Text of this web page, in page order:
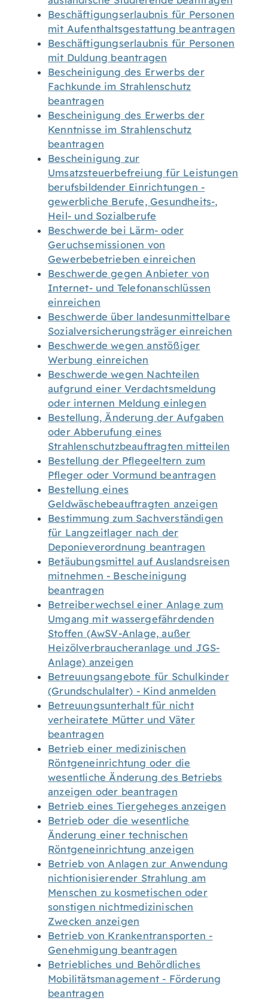
Beschäftigungserlaubnis für Personen
mit Aufenthaltsgestattung beantragen
Beschäftigungserlaubnis für Personen
mit Duldung beantragen
Bescheinigung des Erwerbs der
Fachkunde im Strahlenschutz
beantragen
Bescheinigung des Erwerbs der
Kenntnisse im Strahlenschutz
beantragen
Bescheinigung zur
Umsatzsteuerbefreiung für Leistungen
berufsbildender Einrichtungen -
gewerbliche Berufe, Gesundheits-,
Heil- und Sozialberufe
Beschwerde bei Lärm- oder
Geruchsemissionen von
Gewerbebetrieben einreichen
Beschwerde gegen Anbieter von
Internet- und Telefonanschlüssen
einreichen
Beschwerde über landesunmittelbare
Sozialversicherungsträger einreichen
Beschwerde wegen anstößiger
Werbung einreichen
Beschwerde wegen Nachteilen
aufgrund einer Verdachtsmeldung
oder internen Meldung einlegen
Bestellung, Änderung der Aufgaben
oder Abberufung eines
Strahlenschutzbeauftragten mitteilen
Bestellung der Pflegeeltern zum
Pfleger oder Vormund beantragen
Bestellung eines
Geldwäschebeauftragten anzeigen
Bestimmung zum Sachverständigen
für Langzeitlager nach der
Deponieverordnung beantragen
Betäubungsmittel auf Auslandsreisen
mitnehmen - Bescheinigung
beantragen
Betreiberwechsel einer Anlage zum
Umgang mit wassergefährdenden
Stoffen (AwSV-Anlage, außer
Heizölverbraucheranlage und JGS-
Anlage) anzeigen
Betreuungsangebote für Schulkinder
(Grundschulalter) - Kind anmelden
Betreuungsunterhalt für nicht
verheiratete Mütter und Väter
beantragen
Betrieb einer medizinischen
Röntgeneinrichtung oder die
wesentliche Änderung des Betriebs
anzeigen oder beantragen
Betrieb eines Tiergeheges anzeigen
Betrieb oder die wesentliche
Änderung einer technischen
Röntgeneinrichtung anzeigen
Betrieb von Anlagen zur Anwendung
nichtionisierender Strahlung am
Menschen zu kosmetischen oder
sonstigen nichtmedizinischen
Zwecken anzeigen
Betrieb von Krankentransporten -
Genehmigung beantragen
Betriebliches und Behördliches
Mobilitätsmanagement - Förderung
beantragen